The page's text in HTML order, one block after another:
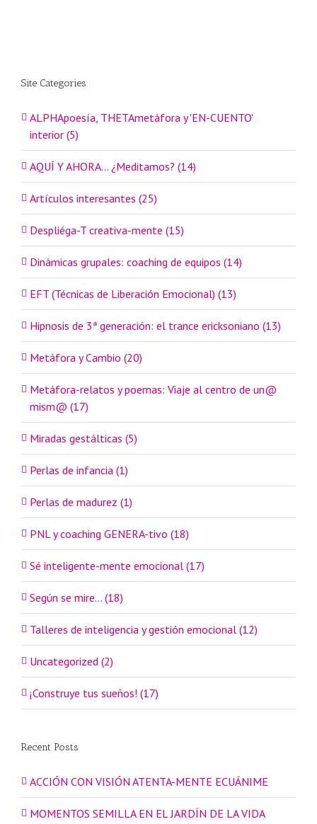
Site Categories
ALPHApoesía, THETAmetáfora y 'EN-CUENTO'
interior (5)
AQUÍ Y AHORA… ¿Meditamos? (14)
Artículos interesantes (25)
Despliéga-T creativa-mente (15)
Dinámicas grupales: coaching de equipos (14)
EFT (Técnicas de Liberación Emocional) (13)
Hipnosis de 3ª generación: el trance ericksoniano (13)
Metáfora y Cambio (20)
Metáfora-relatos y poemas: Viaje al centro de un@
mism@ (17)
Miradas gestálticas (5)
Perlas de infancia (1)
Perlas de madurez (1)
PNL y coaching GENERA-tivo (18)
Sé inteligente-mente emocional (17)
Según se mire… (18)
Talleres de inteligencia y gestión emocional (12)
Uncategorized (2)
¡Construye tus sueños! (17)
Recent Posts
ACCIÓN CON VISIÓN ATENTA-MENTE ECUÁNIME
MOMENTOS SEMILLA EN EL JARDÍN DE LA VIDA